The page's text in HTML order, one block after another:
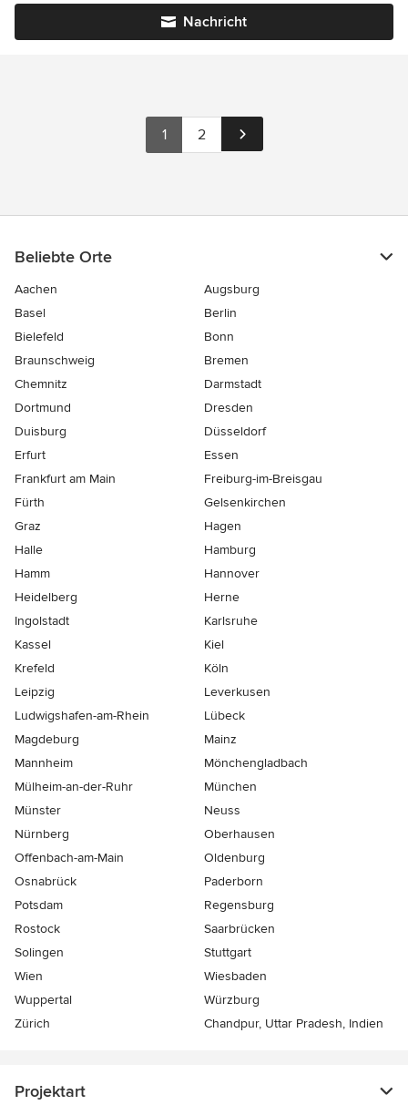
Nachricht
1 2
Beliebte Orte
Aachen
Augsburg
Basel
Berlin
Bielefeld
Bonn
Braunschweig
Bremen
Chemnitz
Darmstadt
Dortmund
Dresden
Duisburg
Düsseldorf
Erfurt
Essen
Frankfurt am Main
Freiburg-im-Breisgau
Fürth
Gelsenkirchen
Graz
Hagen
Halle
Hamburg
Hamm
Hannover
Heidelberg
Herne
Ingolstadt
Karlsruhe
Kassel
Kiel
Krefeld
Köln
Leipzig
Leverkusen
Ludwigshafen-am-Rhein
Lübeck
Magdeburg
Mainz
Mannheim
Mönchen­gladbach
Mülheim-an-der-Ruhr
München
Münster
Neuss
Nürnberg
Oberhausen
Offenbach-am-Main
Oldenburg
Osnabrück
Paderborn
Potsdam
Regensburg
Rostock
Saarbrücken
Solingen
Stuttgart
Wien
Wiesbaden
Wuppertal
Würzburg
Zürich
Chandpur, Uttar Pradesh, Indien
Projektart